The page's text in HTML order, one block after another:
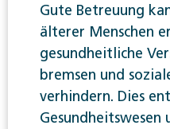
Gute Betreuung
älterer Menschen
gesundheitliche
bremsen und
verhindern. Dies